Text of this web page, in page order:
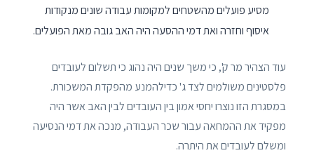
מסיע פועלים מהשטחים למקומות עבודה שונים מנקודות
איסוף וחזרה ואת דמי ההסעה היה האב גובה מאת הפועלים.
עוד הצהיר מר ק', כי משך שנים היה נהוג כי תשלום לעובדים
פלסטינים משולמים לצד ג' כדילהמנע מהפקדת המשכורת.
במסגרת הזו נוצרו יחסי אמון בין העובדים לבין האב אשר היה
מפקיד את ההמחאה עבור שכר העבודה, מנכה את דמי הנסיעה
ומשלם לעובדים את היתרה.